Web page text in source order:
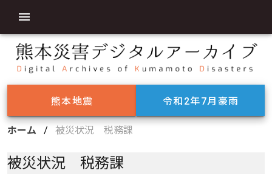
熊本地震 令和2年7月豪雨
ホーム / 被災状況 税務課
被災状況 税務課